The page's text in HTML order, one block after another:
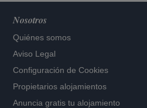
Nosotros
Quiénes somos
Aviso Legal
Configuración de Cookies
Propietarios alojamientos
Anuncia gratis tu alojamiento